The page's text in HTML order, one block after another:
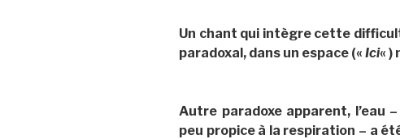
Un chant qui intègre cette
paradoxal, dans un espace (« Ici« )
Autre paradoxe apparent, l’eau
peu propice à la respiration – a